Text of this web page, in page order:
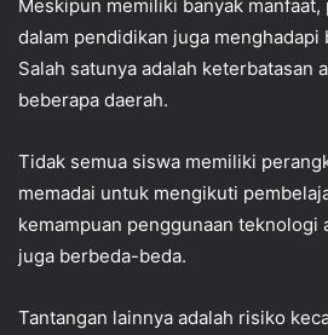
Meskipun memiliki banyak
dalam pendidikan juga menghadapi
Salah satunya adalah keterbatasan
beberapa daerah.
Tidak semua siswa memiliki
memadai untuk mengikuti
kemampuan penggunaan teknologi
juga berbeda-beda.
Tantangan lainnya adalah risiko